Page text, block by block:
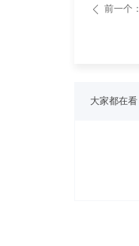
ꄴ 前一个：
大家都在看